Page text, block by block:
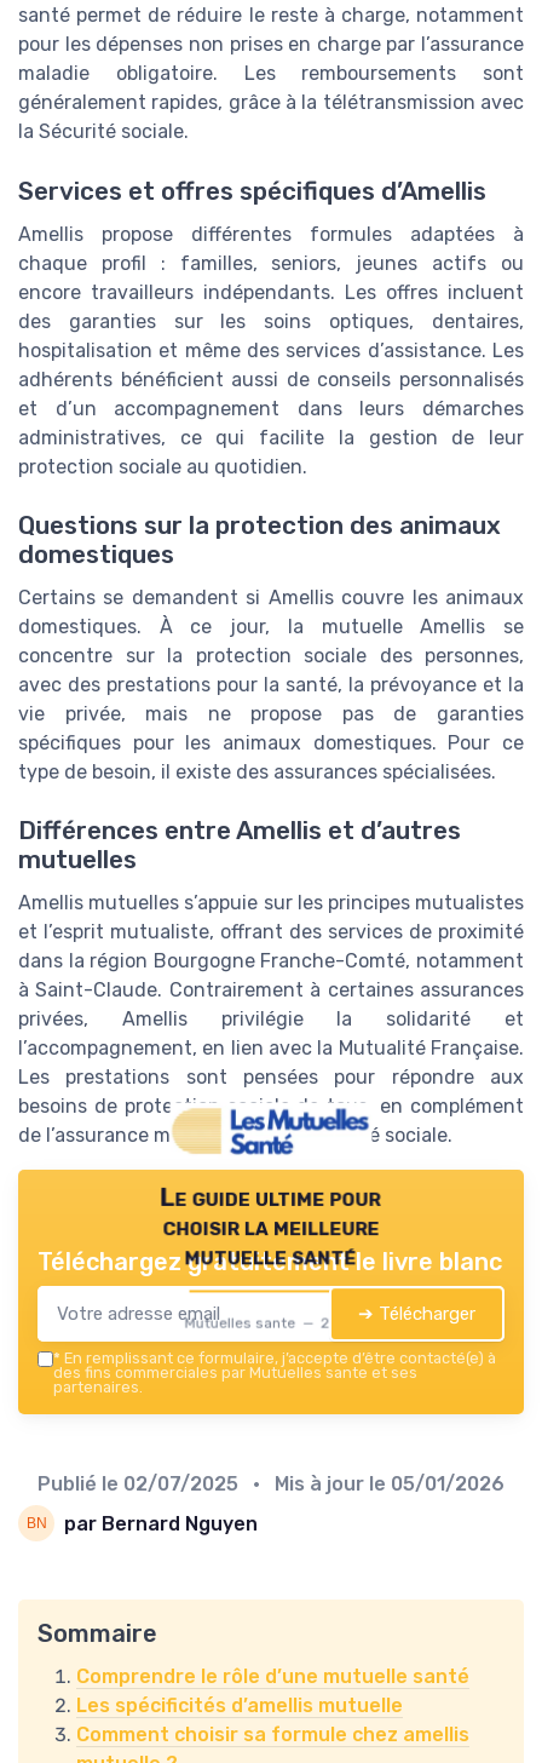
santé permet de réduire le reste à charge, notamment
pour les dépenses non prises en charge par l’assurance
maladie obligatoire. Les remboursements sont
généralement rapides, grâce à la télétransmission avec
la Sécurité sociale.
Services et offres spécifiques d’Amellis
Amellis propose différentes formules adaptées à
chaque profil : familles, seniors, jeunes actifs ou
encore travailleurs indépendants. Les offres incluent
des garanties sur les soins optiques, dentaires,
hospitalisation et même des services d’assistance. Les
adhérents bénéficient aussi de conseils personnalisés
et d’un accompagnement dans leurs démarches
administratives, ce qui facilite la gestion de leur
protection sociale au quotidien.
Questions sur la protection des animaux
domestiques
Certains se demandent si Amellis couvre les animaux
domestiques. À ce jour, la mutuelle Amellis se
concentre sur la protection sociale des personnes,
avec des prestations pour la santé, la prévoyance et la
vie privée, mais ne propose pas de garanties
spécifiques pour les animaux domestiques. Pour ce
type de besoin, il existe des assurances spécialisées.
Différences entre Amellis et d’autres
mutuelles
Amellis mutuelles s’appuie sur les principes mutualistes
et l’esprit mutualiste, offrant des services de proximité
dans la région Bourgogne Franche-Comté, notamment
à Saint-Claude. Contrairement à certaines assurances
privées, Amellis privilégie la solidarité et
l’accompagnement, en lien avec la Mutualité Française.
Les prestations sont pensées pour répondre aux
besoins de protection sociale de tous, en complément
de l’assurance maladie et de la Sécurité sociale.
Le guide ultime pour
choisir la meilleure
mutuelle santé
Mutuelles sante — 2026
Téléchargez gratuitement le livre blanc
➔ Télécharger
* En remplissant ce formulaire, j’accepte d’être contacté(e) à
des fins commerciales par Mutuelles sante et ses
partenaires.
Publié le 02/07/2025 • Mis à jour le 05/01/2026
par Bernard Nguyen
Sommaire
Comprendre le rôle d’une mutuelle santé
Les spécificités d’amellis mutuelle
Comment choisir sa formule chez amellis